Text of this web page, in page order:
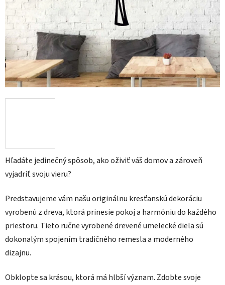
Hľadáte jedinečný spôsob, ako oživiť váš domov a zároveň
vyjadriť svoju vieru?
Predstavujeme vám našu originálnu kresťanskú dekoráciu
vyrobenú z dreva, ktorá prinesie pokoj a harmóniu do každého
priestoru. Tieto ručne vyrobené drevené umelecké diela sú
dokonalým spojením tradičného remesla a moderného
dizajnu.
Obklopte sa krásou, ktorá má hlbší význam. Zdobte svoje